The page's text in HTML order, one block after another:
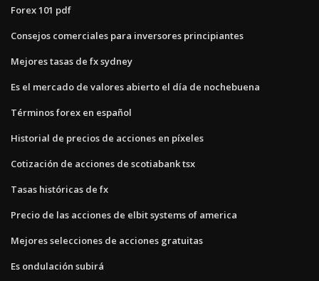
Forex 101 pdf
Consejos comerciales para inversores principiantes
Mejores tasas de fx sydney
Es el mercado de valores abierto el día de nochebuena
Términos forex en español
Historial de precios de acciones en píxeles
Cotización de acciones de scotiabank tsx
Tasas históricas de fx
Precio de las acciones de elbit systems of america
Mejores selecciones de acciones gratuitas
Es ondulación subirá